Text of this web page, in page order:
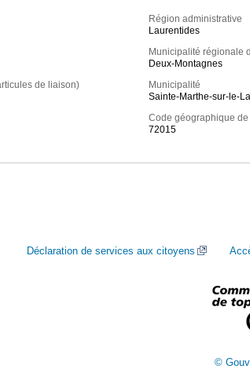
de liaison)
Région administrative
Laurentides
Municipalité régionale
Deux-Montagnes
Municipalité
Sainte-Marthe-sur-le-
Code géographique
72015
Déclaration de services aux citoyens
©